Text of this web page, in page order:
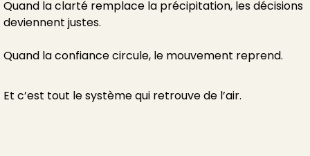
Quand la clarté remplace la précipitation, les décisions
deviennent justes.
Quand la confiance circule, le mouvement reprend.
Et c’est tout le système qui retrouve de l’air.